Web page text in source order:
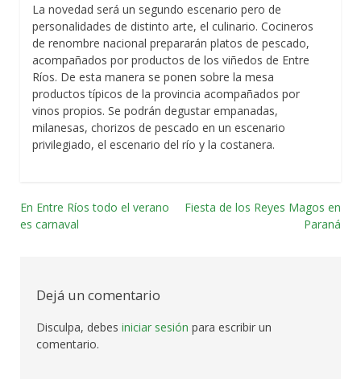
La novedad será un segundo escenario pero de
personalidades de distinto arte, el culinario. Cocineros
de renombre nacional prepararán platos de pescado,
acompañados por productos de los viñedos de Entre
Ríos. De esta manera se ponen sobre la mesa
productos típicos de la provincia acompañados por
vinos propios. Se podrán degustar empanadas,
milanesas, chorizos de pescado en un escenario
privilegiado, el escenario del río y la costanera.
Navegación
entradas
En Entre Ríos todo el verano
es carnaval
Fiesta de los Reyes Magos en
Paraná
Dejá un comentario
Disculpa, debes iniciar sesión para escribir un
comentario.